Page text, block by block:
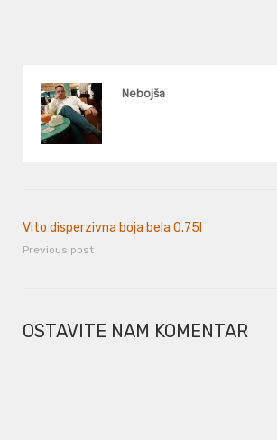
Nebojša
Vito disperzivna boja bela 0.75l
Previous post
OSTAVITE NAM KOMENTAR